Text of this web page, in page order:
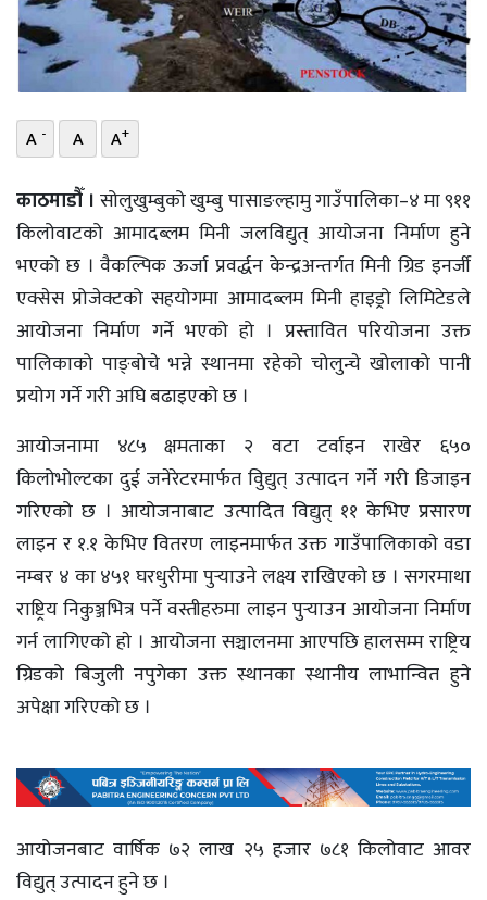
छापा
खोज
प्रोफाइल
ऊर्जा
विशेष
A - A A+
काठमाडौँ । सोलुखुम्बुको खुम्बु पासाङल्हामु गाउँपालिका–४ मा ९११
किलोवाटको आमादब्लम मिनी जलविद्युत् आयोजना निर्माण हुने
भएको छ । वैकल्पिक ऊर्जा प्रवर्द्धन केन्द्रअन्तर्गत मिनी ग्रिड इनर्जी
एक्सेस प्रोजेक्टको सहयोगमा आमादब्लम मिनी हाइड्रो लिमिटेडले
आयोजना निर्माण गर्ने भएको हो । प्रस्तावित परियोजना उक्त
पालिकाको पाङ्बोचे भन्ने स्थानमा रहेको चोलुन्चे खोलाको पानी
प्रयोग गर्ने गरी अघि बढाइएको छ ।
आयोजनामा ४८५ क्षमताका २ वटा टर्वाइन राखेर ६५०
किलोभोल्टका दुई जनेरेटरमार्फत विुद्युत् उत्पादन गर्ने गरी डिजाइन
गरिएको छ । आयोजनाबाट उत्पादित विद्युत् ११ केभिए प्रसारण
लाइन र १.१ केभिए वितरण लाइनमार्फत उक्त गाउँपालिकाकाे वडा
नम्बर ४ का ४५१ घरधुरीमा पुर्‍याउने लक्ष्य राखिएको छ । सगरमाथा
राष्ट्रिय निकुञ्जभित्र पर्ने वस्तीहरुमा लाइन पुर्‍याउन आयाेजना निर्माण
गर्न लागिएकाे हाे । आयोजना सञ्चालनमा आएपछि हालसम्म राष्ट्रिय
ग्रिडको बिजुली नपुगेका उक्त स्थानका स्थानीय लाभान्वित हुने
अपेक्षा गरिएको छ ।
आयोजनबाट वार्षिक ७२ लाख २५ हजार ७८१ किलोवाट आवर
विद्युत् उत्पादन हुने छ ।